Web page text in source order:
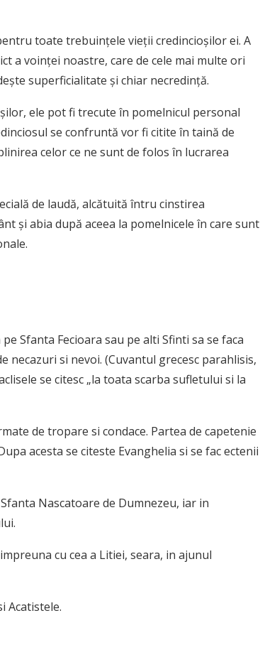
toate trebuinţele vieţii credincioşilor ei. A
a voinţei noastre, care de cele mai multe ori
superficialitate şi chiar necredinţă.
ele pot fi trecute în pomelnicul personal
se confruntă vor fi citite în taină de
celor ce ne sunt de folos în lucrarea
de laudă, alcătuită întru cinstirea
şi abia după aceea la pomelnicele în care sunt
Sfanta Fecioara sau pe alti Sfinti sa se faca
si nevoi. (Cuvantul grecesc parahlisis,
se citesc „la toata scarba sufletului si la
de tropare si condace. Partea de capetenie
acesta se citeste Evanghelia si se fac ectenii
Nascatoare de Dumnezeu, iar in
cu cea a Litiei, seara, in ajunul
Acatistele.